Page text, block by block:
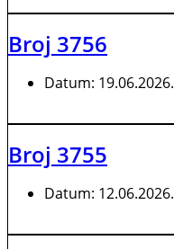
Broj 3756
Datum: 19.06.2026.
Broj 3755
Datum: 12.06.2026.